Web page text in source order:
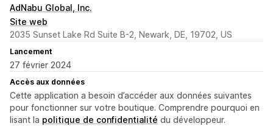
AdNabu Global, Inc.
Site web
2035 Sunset Lake Rd Suite B-2, Newark, DE, 19702, US
Lancement
27 février 2024
Accès aux données
Cette application a besoin d’accéder aux données suivantes
pour fonctionner sur votre boutique. Comprendre pourquoi en
lisant la politique de confidentialité du développeur.